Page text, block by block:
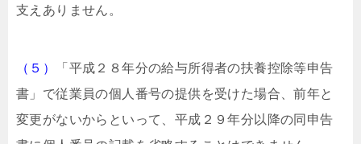
支えありません。
（５）
「平成２８年分の給与所得者の扶養控除等申告
書」で従業員の個人番号の提供を受けた場合、前年と
変更がないからといって、平成２９年分以降の同申告